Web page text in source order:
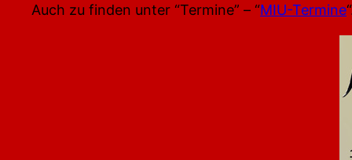
Auch zu finden unter “Termine” – “MIU-Termine